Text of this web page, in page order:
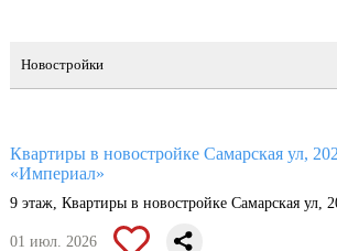
Новостройки
Квартиры в новостройке Самарская ул,
«Империал»
9 этаж, Квартиры в новостройке Самарская
01 июл. 2026